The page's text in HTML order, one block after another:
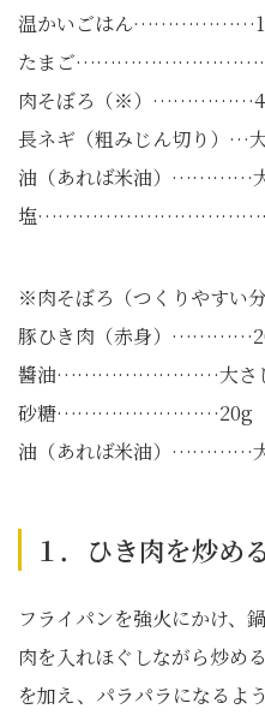
温かいごはん
たまご
肉そぼろ（※）
長ネギ（粗みじん切り）…
油（あれば米油）…………
塩………………………………
※肉そぼろ（つくりやすい分
豚ひき肉（赤身）
醬油……………………大さ
砂糖……………………20g
油（あれば米油）…………
１．ひき肉を炒める
フライパンを強火にかけ、
肉を入れほぐしながら炒め
を加え、パラパラになるよ